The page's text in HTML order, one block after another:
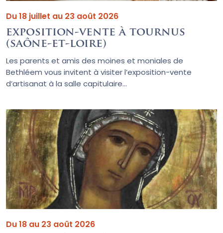
Du 18 juillet au 23 août 2026
exposition-vente à tournus
(saône-et-loire)
Les parents et amis des moines et moniales de
Bethléem vous invitent à visiter l’exposition-vente
d’artisanat à la salle capitulaire...
Du 18 au 23 août 2026